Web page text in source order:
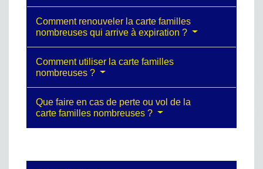
Comment renouveler la carte familles
nombreuses qui arrive à expiration ?
Comment utiliser la carte familles
nombreuses ?
Que faire en cas de perte ou vol de la
carte familles nombreuses ?